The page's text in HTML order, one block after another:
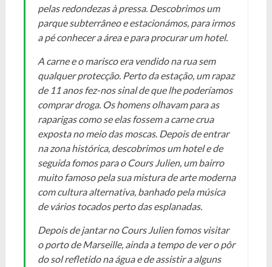
pelas redondezas à pressa. Descobrimos um
parque subterrâneo e estacionámos, para irmos
a pé conhecer a área e para procurar um hotel.
A carne e o marisco era vendido na rua sem
qualquer protecção. Perto da estação, um rapaz
de 11 anos fez-nos sinal de que lhe poderíamos
comprar droga. Os homens olhavam para as
raparigas como se elas fossem a carne crua
exposta no meio das moscas. Depois de entrar
na zona histórica, descobrimos um hotel e de
seguida fomos para o Cours Julien, um bairro
muito famoso pela sua mistura de arte moderna
com cultura alternativa, banhado pela música
de vários tocados perto das esplanadas.
Depois de jantar no Cours Julien fomos visitar
o porto de Marseille, ainda a tempo de ver o pôr
do sol refletido na água e de assistir a alguns